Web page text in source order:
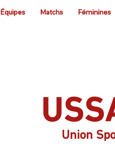
Équipes Matchs Féminines
Union